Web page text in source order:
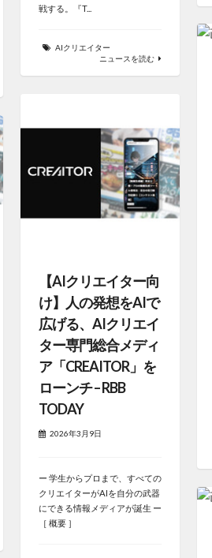
戦する。『T...
AIクリエイター
ニュースを読む
【AIクリエイター向
け】人の発想をAIで
広げる、AIクリエイ
ター専門総合メディ
ア「CREAITOR」を
ローンチ – RBB
TODAY
2026年3月9日
ー 学生からプロまで、すべての
クリエイターがAIを自分の武器
にできる情報メディアが誕生 ー
［ 概要 ］